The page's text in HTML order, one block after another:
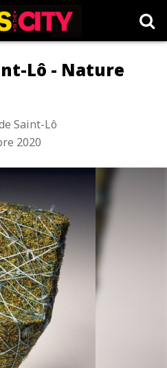
Lô - Nature
Saint-Lô
2020